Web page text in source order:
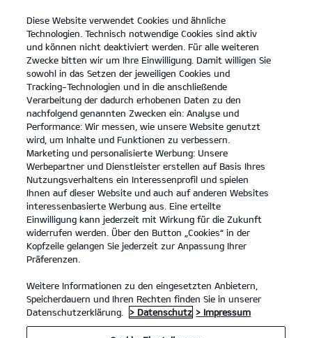
open
menu
KONTAKT
Laden im Unternehmen
... LADEN IM UNTERNEHMEN
Diese Website verwendet Cookies und ähnliche
Technologien. Technisch notwendige Cookies sind aktiv
und können nicht deaktiviert werden. Für alle weiteren
Zwecke bitten wir um Ihre Einwilligung. Damit willigen Sie
sowohl in das Setzen der jeweiligen Cookies und
Tracking-Technologien und in die anschließende
Verarbeitung der dadurch erhobenen Daten zu den
nachfolgend genannten Zwecken ein: Analyse und
Performance: Wir messen, wie unsere Website genutzt
wird, um Inhalte und Funktionen zu verbessern.
Marketing und personalisierte Werbung: Unsere
Werbepartner und Dienstleister erstellen auf Basis Ihres
Nutzungsverhaltens ein Interessenprofil und spielen
Ihnen auf dieser Website und auch auf anderen Websites
interessenbasierte Werbung aus. Eine erteilte
Einwilligung kann jederzeit mit Wirkung für die Zukunft
widerrufen werden. Über den Button „Cookies“ in der
Kopfzeile gelangen Sie jederzeit zur Anpassung Ihrer
Präferenzen.
Weitere Informationen zu den eingesetzten Anbietern,
Speicherdauern und Ihren Rechten finden Sie in unserer
Datenschutzerklärung.
> Datenschutz > Impressum